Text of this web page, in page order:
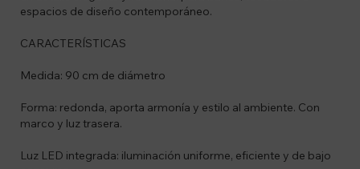
espacios de diseño contemporáneo.
CARACTERÍSTICAS
Medida: 90 cm de diámetro
Forma: redonda, aporta armonía y estilo al ambiente. Con
marco y luz trasera.
Luz LED integrada: iluminación uniforme, eficiente y de bajo